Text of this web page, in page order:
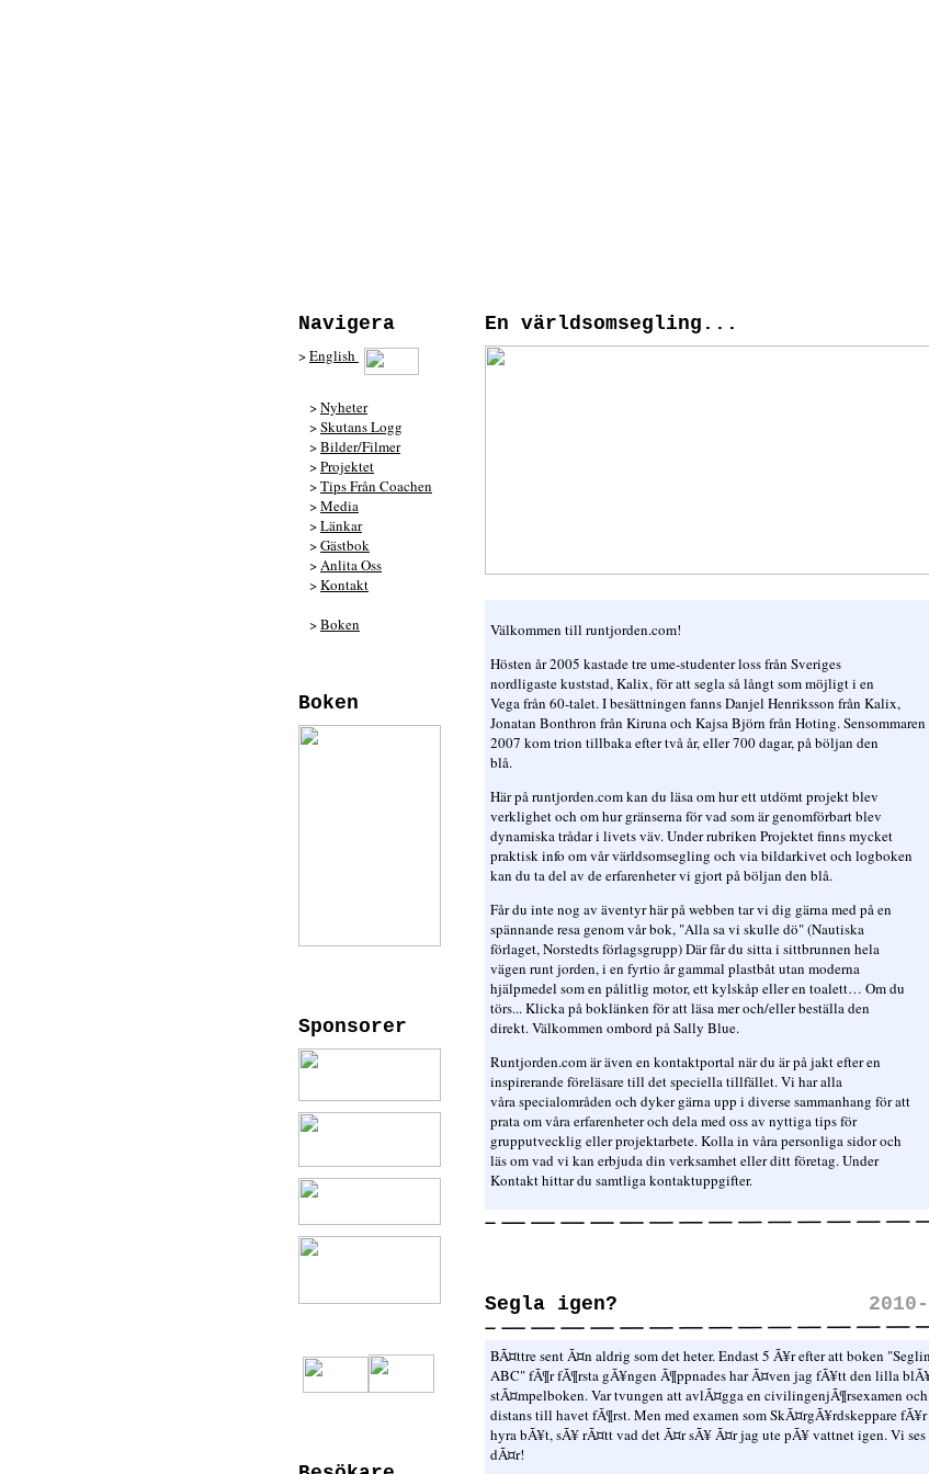
Navigera
>English
>Nyheter
>Skutans Logg
>Bilder/Filmer
>Projektet
>Tips Från Coachen
>Media
>Länkar
>Gästbok
>Anlita Oss
>Kontakt
>Boken
Boken
Sponsorer
En världsomsegling...
Välkommen till runtjorden.com!
Hösten år 2005 kastade tre ume-studenter loss från Sveriges
nordligaste kuststad, Kalix, för att segla så långt som möjligt i en
Vega från 60-talet. I besättningen fanns Danjel Henriksson från Kalix,
Jonatan Bonthron från Kiruna och Kajsa Björn från Hoting. Sensommaren
2007 kom trion tillbaka efter två år, eller 700 dagar, på böljan den
blå.
Här på runtjorden.com kan du läsa om hur ett utdömt projekt blev
verklighet och om hur gränserna för vad som är genomförbart blev
dynamiska trådar i livets väv. Under rubriken Projektet finns mycket
praktisk info om vår världsomsegling och via bildarkivet och logboken
kan du ta del av de erfarenheter vi gjort på böljan den blå.
Får du inte nog av äventyr här på webben tar vi dig gärna med på en
spännande resa genom vår bok, "Alla sa vi skulle dö" (Nautiska
förlaget, Norstedts förlagsgrupp) Där får du sitta i sittbrunnen hela
vägen runt jorden, i en fyrtio år gammal plastbåt utan moderna
hjälpmedel som en pålitlig motor, ett kylskåp eller en toalett… Om du
törs... Klicka på boklänken för att läsa mer och/eller beställa den
direkt. Välkommen ombord på Sally Blue.
Runtjorden.com är även en kontaktportal när du är på jakt efter en
inspirerande föreläsare till det speciella tillfället. Vi har alla
våra specialområden och dyker gärna upp i diverse sammanhang för att
prata om våra erfarenheter och dela med oss av nyttiga tips för
grupputvecklig eller projektarbete. Kolla in våra personliga sidor och
läs om vad vi kan erbjuda din verksamhet eller ditt företag. Under
Kontakt hittar du samtliga kontaktuppgifter.
Segla igen?
BÃ¤ttre sent Ã¤n aldrig som det heter. Endast 5 Ã¥r efter att boken
ABC" fÃ¶r fÃ¶rsta gÃ¥ngen Ã¶ppnades har Ã¤ven jag fÃ¥tt den lilla
stÃ¤mpelboken. Var tvungen att avlÃ¤gga en civilingenjÃ¶rsexamen
distans till havet fÃ¶rst. Men med examen som SkÃ¤rgÃ¥rdskeppare fÃ¥r
hyra bÃ¥t, sÃ¥ rÃ¤tt vad det Ã¤r sÃ¥ Ã¤r jag ute pÃ¥ vattnet igen. Vi ses
dÃ¤r!